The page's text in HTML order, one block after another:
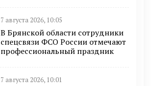
7 августа 2026, 10:05
В Брянской области сотрудники
спецсвязи ФСО России отмечают
профессиональный праздник
7 августа 2026, 10:01